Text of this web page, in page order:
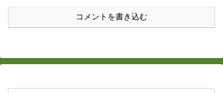
コメントを書き込む